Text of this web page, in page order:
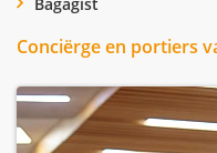
Conciërge en portiers